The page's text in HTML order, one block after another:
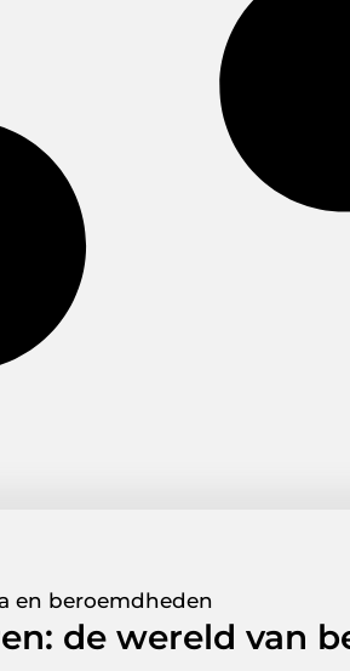
en beroemdheden
de wereld van